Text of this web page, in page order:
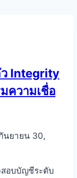
ว Integrity
ความเชื่อ
นยายน 30,
สอบบัญชีระดับ